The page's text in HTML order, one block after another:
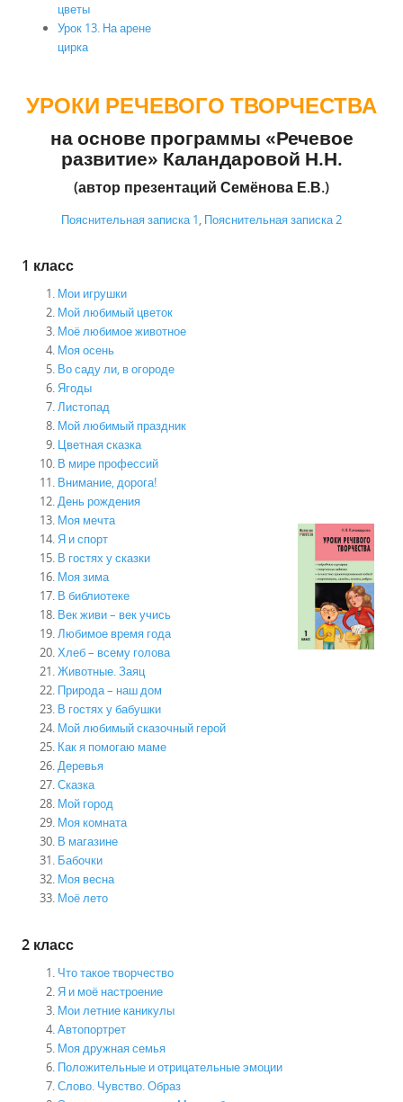
цветы
Урок 13. На арене
цирка
УРОКИ РЕЧЕВОГО ТВОРЧЕСТВА
на основе программы «Речевое
развитие» Каландаровой Н.Н.
(автор презентаций Семёнова Е.В.)
Пояснительная записка 1 Пояснительная записка 2
1 класс
Мои игрушки
Мой любимый цветок
Моё любимое животное
Моя осень
Во саду ли, в огороде
Ягоды
Листопад
Мой любимый праздник
Цветная сказка
В мире профессий
Внимание, дорога!
День рождения
Моя мечта
Я и спорт
В гостях у сказки
Моя зима
В библиотеке
Век живи – век учись
Любимое время года
Хлеб – всему голова
Животные. Заяц
Природа – наш дом
В гостях у бабушки
Мой любимый сказочный герой
Как я помогаю маме
Деревья
Сказка
Мой город
Моя комната
В магазине
Бабочки
Моя весна
Моё лето
2 класс
Что такое творчество
Я и моё настроение
Мои летние каникулы
Автопортрет
Моя дружная семья
Положительные и отрицательные эмоции
Слово. Чувство. Образ